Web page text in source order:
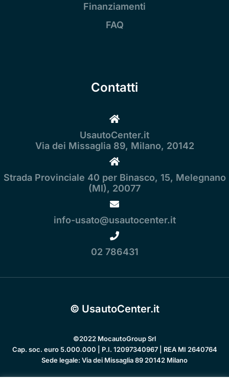
Finanziamenti
FAQ
Contatti
UsautoCenter.it
Via dei Missaglia 89, Milano, 20142
Strada Provinciale 40 per Binasco, 15, Melegnano
(MI), 20077
info-usato@usautocenter.it
02 786431
© UsautoCenter.it
©2022 MocautoGroup Srl
Cap. soc. euro 5.000.000 | P.I. 12097340967 | REA MI 2640764
Sede legale: Via dei Missaglia 89 20142 Milano